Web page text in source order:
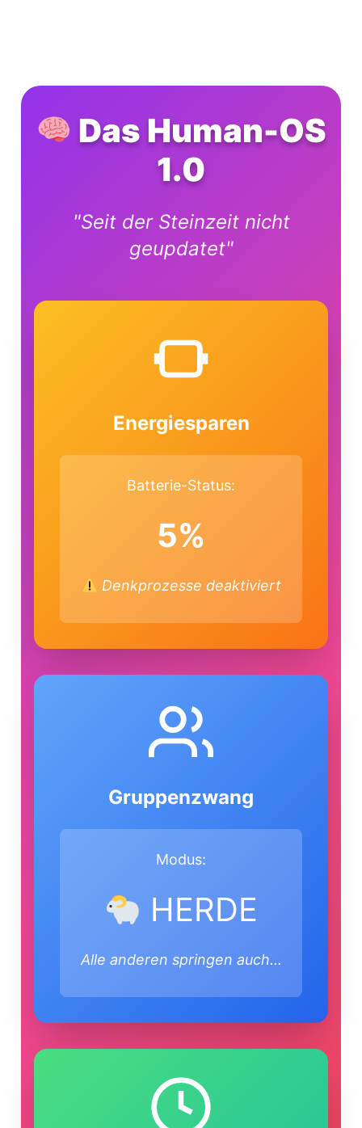
Das Human-OS
1.0
"Seit der Steinzeit nicht
geupdatet"
Energiesparen
Batterie-Status:
5%
Denkprozesse deaktiviert
Gruppenzwang
Modus:
HERDE
Alle anderen springen auch...